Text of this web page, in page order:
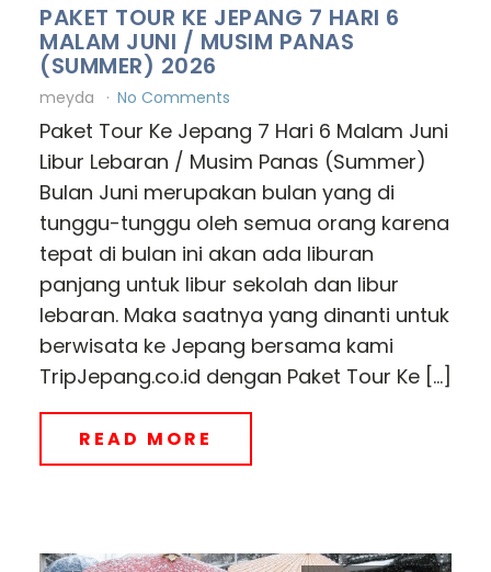
PAKET TOUR KE JEPANG 7 HARI 6
MALAM JUNI / MUSIM PANAS
(SUMMER) 2026
meyda No Comments
Paket Tour Ke Jepang 7 Hari 6 Malam Juni
Libur Lebaran / Musim Panas (Summer)
Bulan Juni merupakan bulan yang di
tunggu-tunggu oleh semua orang karena
tepat di bulan ini akan ada liburan
panjang untuk libur sekolah dan libur
lebaran. Maka saatnya yang dinanti untuk
berwisata ke Jepang bersama kami
TripJepang.co.id dengan Paket Tour Ke […]
READ MORE